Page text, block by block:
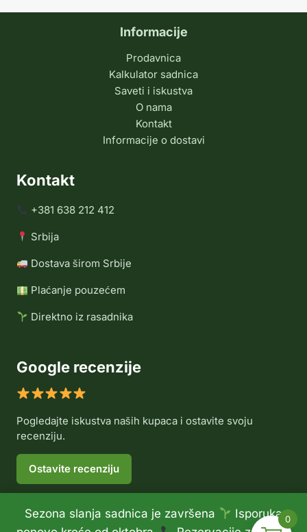
Sezona slanja sadnica je završena
Isporuka
Informacije
Prodavnica
Kalkulator sadnica
Saveti i iskustva
O nama
Kontakt
Informacije o dostavi
Kontakt
+381 638 212 412
Srbija
Dostava širom Srbije
Plaćanje pouzećem
Direktno iz rasadnika
Google recenzije
Pogledajte iskustva naših kupaca i ostavite svoju
recenziju.
Ostavite recenziju
0